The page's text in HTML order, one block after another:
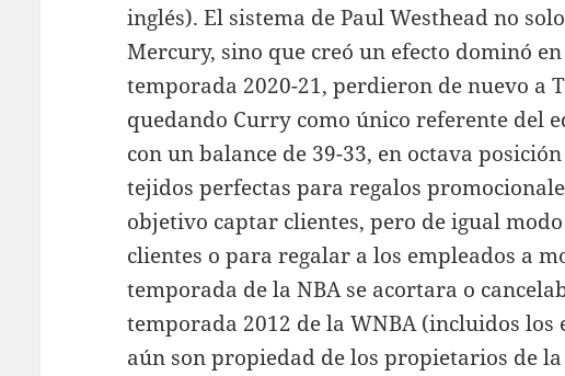
inglés). El sistema de Paul Westhead no
Mercury, sino que creó un efecto dominó
temporada 2020-21, perdieron de nuevo a
quedando Curry como único referente del
con un balance de 39-33, en octava
tejidos perfectas para regalos
objetivo captar clientes, pero de igual
clientes o para regalar a los empleados a
temporada de la NBA se acortara o
temporada 2012 de la WNBA (incluidos los
aún son propiedad de los propietarios de